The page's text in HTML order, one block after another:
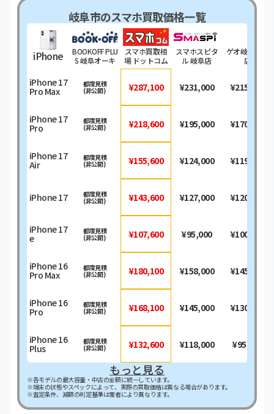
岐阜市のスマホ買取価格一覧
iPhone
iPhone 17
Pro Max
iPhone 17
Pro
iPhone 17
Air
iPhone 17
iPhone 17
e
iPhone 16
Pro Max
iPhone 16
Pro
iPhone 16
Plus
BOOKOFF PLU
S 岐阜オーキ
都度見積
(非公開)
都度見積
(非公開)
都度見積
(非公開)
都度見積
(非公開)
都度見積
(非公開)
都度見積
(非公開)
都度見積
(非公開)
都度見積
(非公開)
スマホ買取相
場 ドットコム
¥287,100
¥218,600
¥155,600
¥143,600
¥107,600
¥180,100
¥168,100
¥132,600
スマホスピタ
ル 岐阜店
¥231,000
¥195,000
¥124,000
¥127,000
¥95,000
¥158,000
¥145,000
¥118,000
ゲオ岐阜北島
店
¥215,000
¥170,000
¥119,000
¥120,000
¥100,000
¥145,000
¥130,000
¥95,000
もっと見る
※各モデルの最大容量・中古の金額に統一しています。
※端末の状態やスペックによって、実際の買取価格は異なる場合があります。
※査定条件、減額の判定基準は業者により異なります。